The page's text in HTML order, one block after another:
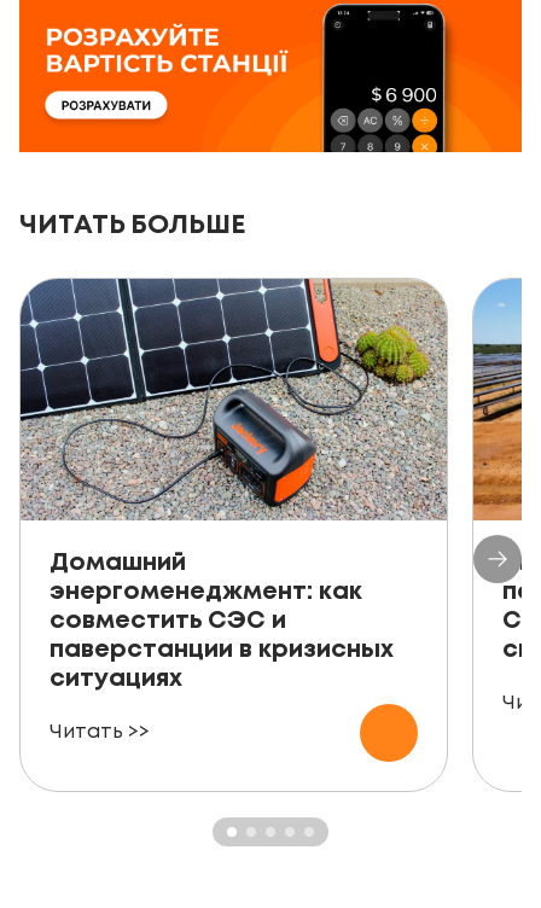
ЧИТАТЬ БОЛЬШЕ
Домашний
энергоменеджмент: как
совместить СЭС и
паверстанции в кризисных
ситуациях
Читать >>